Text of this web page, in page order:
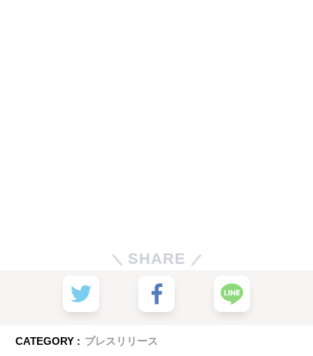
SHARE
CATEGORY : プレスリリース